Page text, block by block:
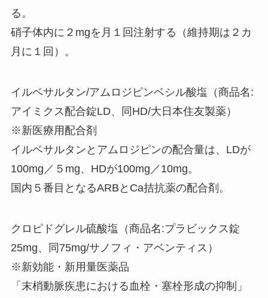
る。
硝子体内に２mgを月１回注射する（維持期は２カ
月に１回）。
イルベサルタン/アムロジピンベシル酸塩（商品名:
アイミクス配合錠LD、同HD/大日本住友製薬）
※新医療用配合剤
イルベサルタンとアムロジピンの配合量は、LDが
100mg／５mg、HDが100mg／10mg。
国内５番目となるARBとCa拮抗薬の配合剤。
クロピドグレル硫酸塩（商品名:プラビックス錠
25mg、同75mg/サノフィ・アベンティス）
※新効能・新用量医薬品
「末梢動脈疾患における血栓・塞栓形成の抑制」